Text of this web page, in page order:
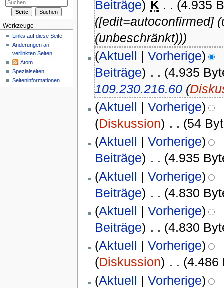
Beiträge) K . . (4.935
([edit=autoconfirmed]
(unbeschränkt)))
(Aktuell | Vorherige)
Beiträge) . . (4.935
109.230.216.60(
(Aktuell | Vorherige)
(Diskussion) . . (54
(Aktuell | Vorherige)
Beiträge) . . (4.935
(Aktuell | Vorherige)
Beiträge) . . (4.830
(Aktuell | Vorherige)
Beiträge) . . (4.830
(Aktuell | Vorherige)
(Diskussion) . . (4.486
(Aktuell | Vorherige)
Werkzeuge
Links auf diese Seite
Änderungen an
verlinkten Seiten
Atom
Spezialseiten
Seiten­informationen